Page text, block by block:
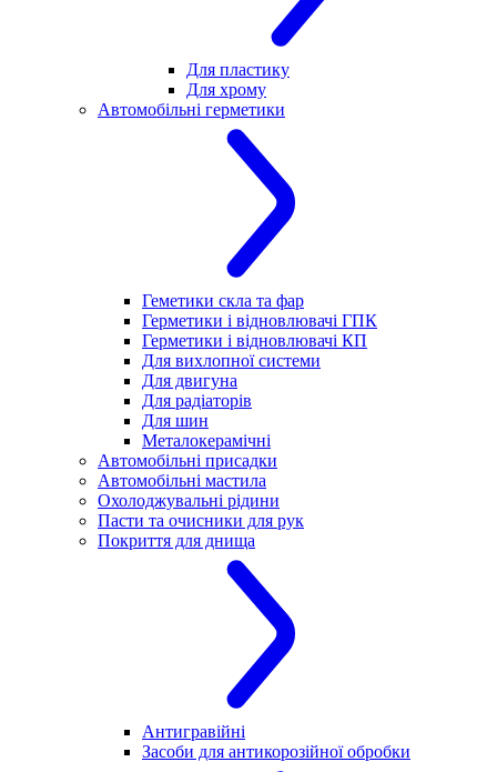
Для пластику
Для хрому
Автомобільні герметики
Геметики скла та фар
Герметики і відновлювачі ГПК
Герметики і відновлювачі КП
Для вихлопної системи
Для двигуна
Для радіаторів
Для шин
Металокерамічні
Автомобільні присадки
Автомобільні мастила
Охолоджувальні рідини
Пасти та очисники для рук
Покриття для днища
Антигравійні
Засоби для антикорозійної обробки